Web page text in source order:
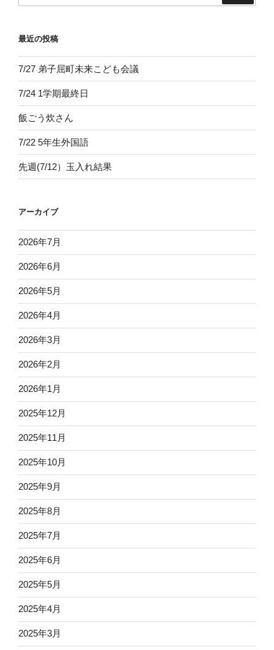
最近の投稿
7/27 弟子屈町未来こども会議
7/24 1学期最終日
飯ごう炊さん
7/22 5年生外国語
先週(7/12）玉入れ結果
アーカイブ
2026年7月
2026年6月
2026年5月
2026年4月
2026年3月
2026年2月
2026年1月
2025年12月
2025年11月
2025年10月
2025年9月
2025年8月
2025年7月
2025年6月
2025年5月
2025年4月
2025年3月